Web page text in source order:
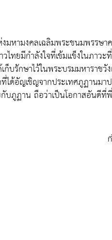
งมหามงคลเฉลิมพระชนมพรรษ
ไทยมีกำลังใจที่เข้มแข็งในภา
ก็บรักษาไว้ในพระบรมมหาราช
ได้อัญเชิญจากประเทศภูฏานม
บภูฏาน ถือว่าเป็นโอกาสอันดี